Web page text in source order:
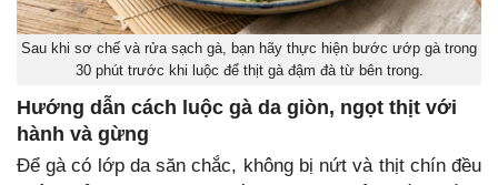
Sau khi sơ chế và rửa sạch gà, bạn hãy thực hiện bước ướp gà trong
30 phút trước khi luộc để thịt gà đậm đà từ bên trong.
Hướng dẫn cách luộc gà da giòn, ngọt thịt với
hành và gừng
Để gà có lớp da săn chắc, không bị nứt và thịt chín đều